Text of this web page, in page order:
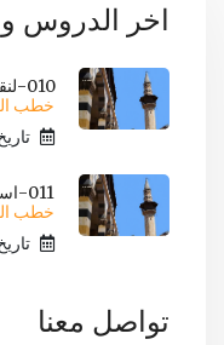
اخر الدروس و
010-لنقبل عذر المعتذر
خطب
تاريخ
011-اسباب الهدايه
خطب
تاريخ
تواصل معنا